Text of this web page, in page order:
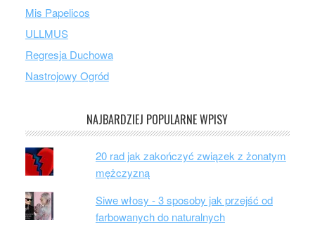
Mis Papelicos
ULLMUS
Regresja Duchowa
Nastrojowy Ogród
NAJBARDZIEJ POPULARNE WPISY
20 rad jak zakończyć związek z żonatym
mężczyzną
Siwe włosy - 3 sposoby jak przejść od
farbowanych do naturalnych